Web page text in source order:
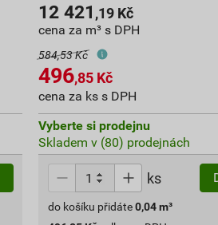
12 421 ,19 Kč
cena za m³ s DPH
584,53 Kč
496,85 Kč
cena za ks s DPH
Vyberte si prodejnu
Skladem v (80) prodejnách
ks
do košíku přidáte0,04m³